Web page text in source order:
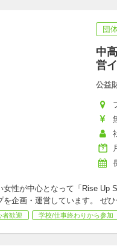
団
中
営
公益
女性が中心となって「Rise Up
を企画・運営しています。 ぜ
者歓迎 学校/仕事終わりから参加